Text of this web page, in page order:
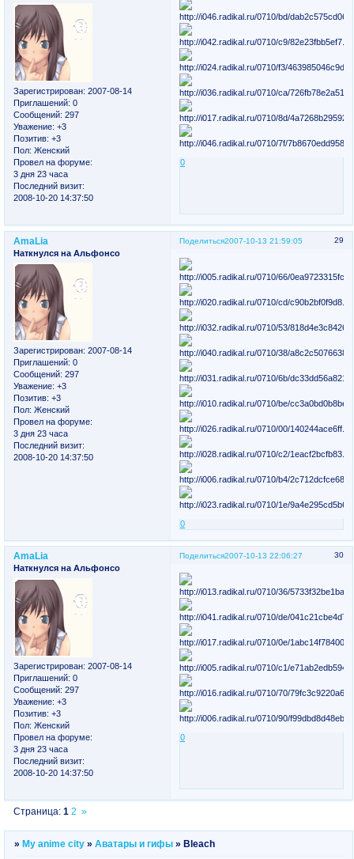
Зарегистрирован: 2007-08-14
Приглашений: 0
Сообщений: 297
Уважение: +3
Позитив: +3
Пол: Женский
Провел на форуме:
3 дня 23 часа
Последний визит:
2008-10-20 14:37:50
0
Поделиться 29
2007-10-13 21:59:05
AmaLia
Наткнулся на Альфонсо
Зарегистрирован: 2007-08-14
Приглашений: 0
Сообщений: 297
Уважение: +3
Позитив: +3
Пол: Женский
Провел на форуме:
3 дня 23 часа
Последний визит:
2008-10-20 14:37:50
0
Поделиться 30
2007-10-13 22:06:27
AmaLia
Наткнулся на Альфонсо
Зарегистрирован: 2007-08-14
Приглашений: 0
Сообщений: 297
Уважение: +3
Позитив: +3
Пол: Женский
Провел на форуме:
3 дня 23 часа
Последний визит:
2008-10-20 14:37:50
0
Страница:1 2 »
» My anime city »Аватары и гифы » Bleach